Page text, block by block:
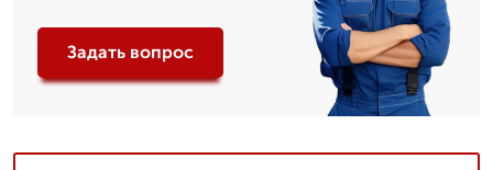
Задать вопрос